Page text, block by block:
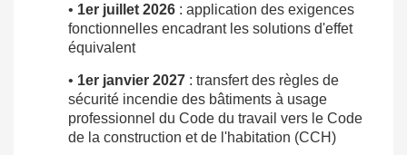
• 1er juillet 2026 : application des exigences
fonctionnelles encadrant les solutions d'effet
équivalent
• 1er janvier 2027 : transfert des règles de
sécurité incendie des bâtiments à usage
professionnel du Code du travail vers le Code
de la construction et de l'habitation (CCH)